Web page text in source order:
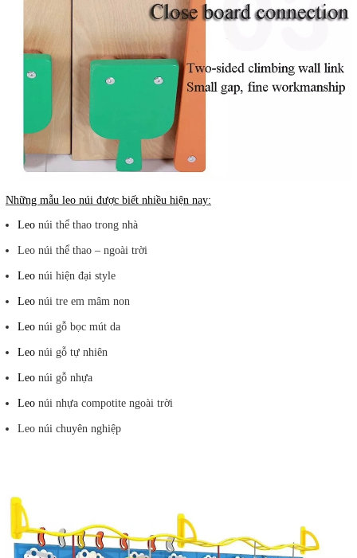
Những mẫu leo núi được biết nhiều hiện nay:
Leo núi thể thao trong nhà
Leo núi thể thao – ngoài trời
Leo núi hiện đại style
Leo núi tre em mâm non
Leo núi gỗ bọc mút da
Leo núi gỗ tự nhiên
Leo núi gỗ nhựa
Leo núi nhựa compotite ngoài trời
Leo núi chuyên nghiệp